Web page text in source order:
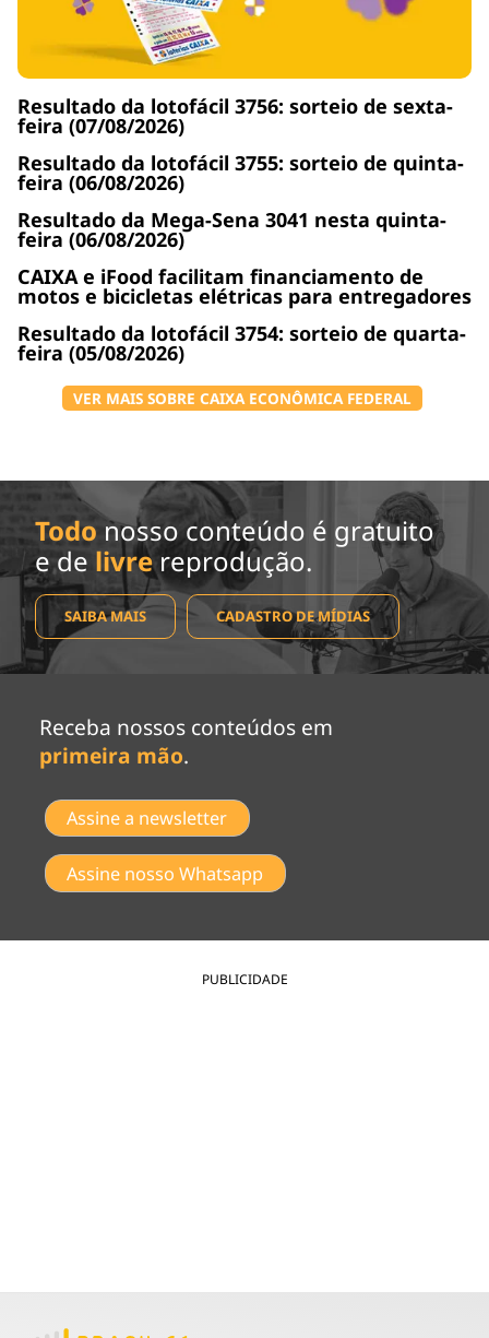
Resultado da lotofácil 3756: sorteio de sexta-
feira (07/08/2026)
Resultado da lotofácil 3755: sorteio de quinta-
feira (06/08/2026)
Resultado da Mega-Sena 3041 nesta quinta-
feira (06/08/2026)
CAIXA e iFood facilitam financiamento de
motos e bicicletas elétricas para entregadores
Resultado da lotofácil 3754: sorteio de quarta-
feira (05/08/2026)
VER MAIS SOBRE CAIXA ECONÔMICA FEDERAL
Todo nosso conteúdo é gratuito
e de livrereprodução.
SAIBA MAIS CADASTRO DE MÍDIAS
Receba nossos conteúdos em
primeira mão.
Assine a newsletter
Assine nosso Whatsapp
PUBLICIDADE